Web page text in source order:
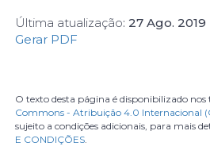
Última atualização: 27 Ago. 2019
Gerar PDF
O texto desta página é disponibilizado nos
Commons - Atribuição 4.0 Internacional
sujeito a condições adicionais, para mais
E CONDIÇÕES.